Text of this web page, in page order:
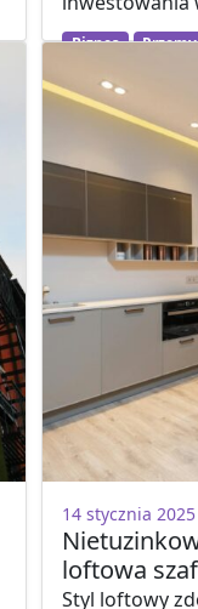
Biznes
14 stycznia 2025
loftowa
Styl loftowy